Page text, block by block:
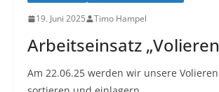
19. Juni 2025 Timo Hampel
Arbeitseinsatz
Am 22.06.25 werden wir unsere Volieren